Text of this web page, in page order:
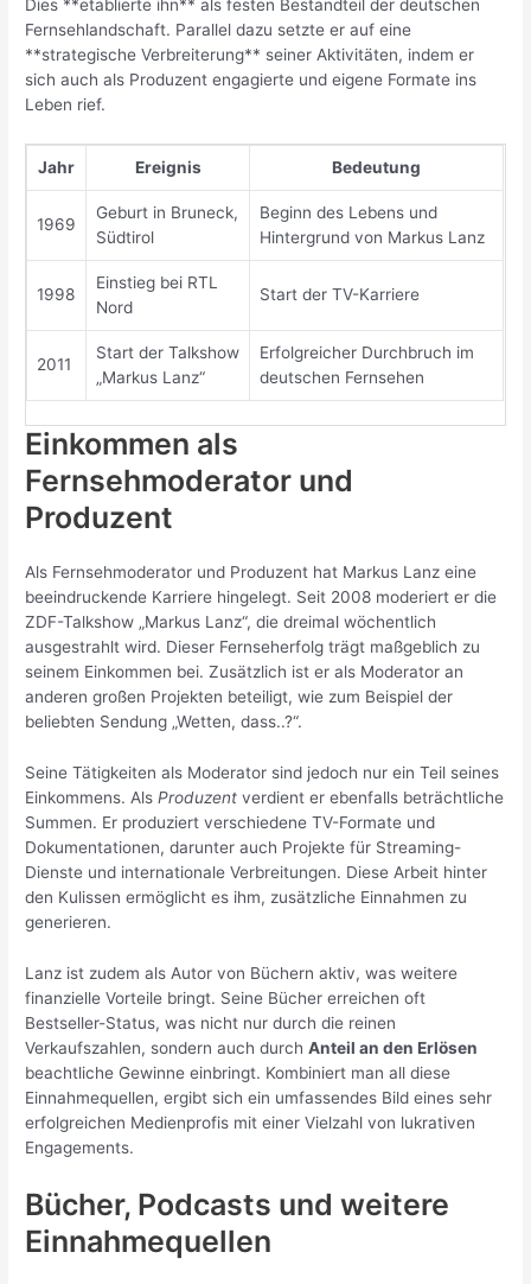
Dies **etablierte ihn** als festen Bestandteil der deutschen
Fernsehlandschaft. Parallel dazu setzte er auf eine
**strategische Verbreiterung** seiner Aktivitäten, indem er
sich auch als Produzent engagierte und eigene Formate ins
Leben rief.
Jahr Ereignis Bedeutung
1969
Geburt in Bruneck,
Südtirol
Beginn des Lebens und
Hintergrund von Markus Lanz
1998
Einstieg bei RTL
Nord
Start der TV-Karriere
2011
Start der Talkshow
„Markus Lanz“
Erfolgreicher Durchbruch im
deutschen Fernsehen
Einkommen als
Fernsehmoderator und
Produzent
Als Fernsehmoderator und Produzent hat Markus Lanz eine
beeindruckende Karriere hingelegt. Seit 2008 moderiert er die
ZDF-Talkshow „Markus Lanz“, die dreimal wöchentlich
ausgestrahlt wird. Dieser Fernseherfolg trägt maßgeblich zu
seinem Einkommen bei. Zusätzlich ist er als Moderator an
anderen großen Projekten beteiligt, wie zum Beispiel der
beliebten Sendung „Wetten, dass..?“.
Seine Tätigkeiten als Moderator sind jedoch nur ein Teil seines
Einkommens. AlsProduzent verdient er ebenfalls beträchtliche
Summen. Er produziert verschiedene TV-Formate und
Dokumentationen, darunter auch Projekte für Streaming-
Dienste und internationale Verbreitungen. Diese Arbeit hinter
den Kulissen ermöglicht es ihm, zusätzliche Einnahmen zu
generieren.
Lanz ist zudem als Autor von Büchern aktiv, was weitere
finanzielle Vorteile bringt. Seine Bücher erreichen oft
Bestseller-Status, was nicht nur durch die reinen
Verkaufszahlen, sondern auch durchAnteil an den Erlösen
beachtliche Gewinne einbringt. Kombiniert man all diese
Einnahmequellen, ergibt sich ein umfassendes Bild eines sehr
erfolgreichen Medienprofis mit einer Vielzahl von lukrativen
Engagements.
Bücher, Podcasts und weitere
Einnahmequellen